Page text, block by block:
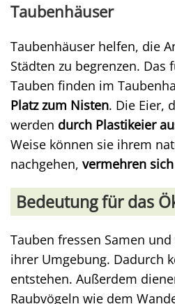
Taubenhäuser
Taubenhäuser helfen, die
Städten zu begrenzen.
Tauben finden im
Platz zum Nisten. Die Eier,
werden durch Plastikeier
Weise können sie ihrem
nachgehen, vermehren
Bedeutung für das
Tauben fressen Samen
ihrer Umgebung. Dadurch
entstehen. Außerdem
Raubvögeln wie dem